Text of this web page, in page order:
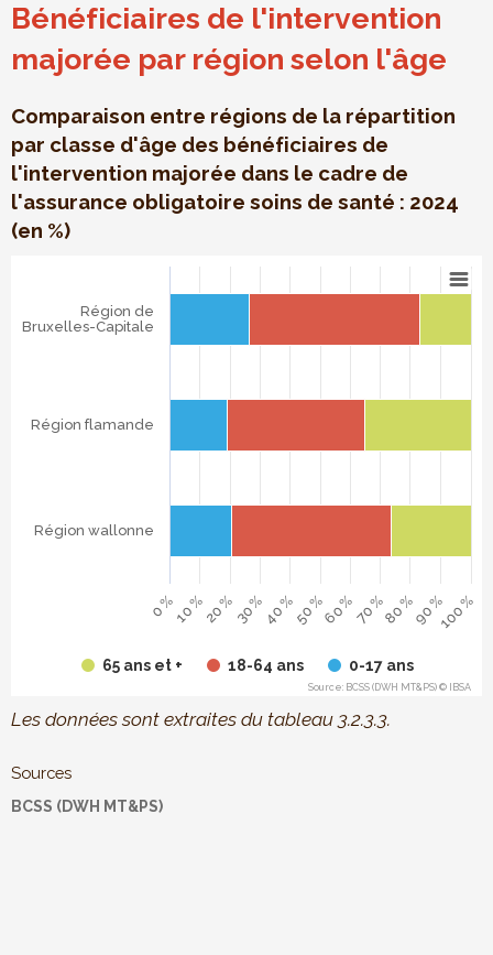
Bénéficiaires de l'intervention
majorée par région selon l'âge
Comparaison entre régions de la répartition
par classe d'âge des bénéficiaires de
l'intervention majorée dans le cadre de
l'assurance obligatoire soins de santé : 2024
(en %)
Bénéficiaires de l'intervention majorée par région selon
Bar chart with 3 data series.
Comparaison entre régions de la répartition par classe
The chart has 1 X axis displaying categories.
65 ans et + 18-64 ans 0-17 ans
Région de
Bruxelles-Capitale
Région flamande
Région wallonne
0 %10 %20 %30 %40 %50 %60 %70 %80 %90 %100 %
Source: BCSS (DWH MT&PS) © IBSA
Les données sont extraites du tableau 3.2.3.3.
Sources
BCSS (DWH MT&PS)